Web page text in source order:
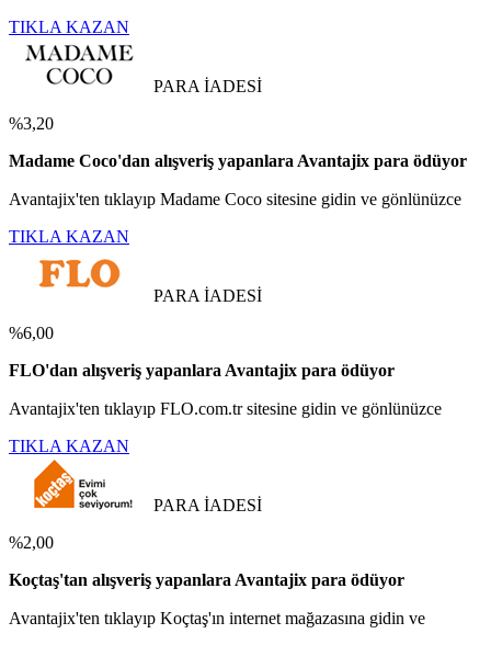
TIKLA KAZAN
PARA İADESİ
%3,20
Madame Coco'dan alışveriş yapanlara Avantajix para ödüyor
Avantajix'ten tıklayıp Madame Coco sitesine gidin ve gönlünüzce
TIKLA KAZAN
PARA İADESİ
%6,00
FLO'dan alışveriş yapanlara Avantajix para ödüyor
Avantajix'ten tıklayıp FLO.com.tr sitesine gidin ve gönlünüzce
TIKLA KAZAN
PARA İADESİ
%2,00
Koçtaş'tan alışveriş yapanlara Avantajix para ödüyor
Avantajix'ten tıklayıp Koçtaş'ın internet mağazasına gidin ve